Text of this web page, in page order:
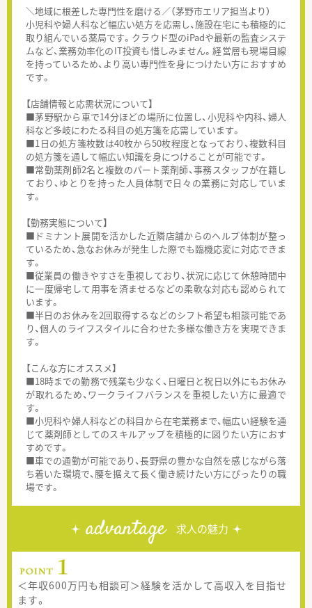
＼地域に根差した専門性を磨ける／（茅野市エリア担当より）
小児科や婦人科など幅広い処方を応需し、施設在宅にも積極的に
取り組んでいる薬局です。クラウド型のiPadや最新の監査システ
ムなど、業務効率化のIT投資も惜しみません。経営層も現場目線
を持っているため、より高い専門性を身につけたい方におすすめ
です。
【店舗情報と応需状況について】
■茅野駅から車で14分ほどの場所に位置し、小児科や内科、婦人
科など多岐にわたる科目の処方箋を応需しています。
■1日の処方箋枚数は40枚から50枚程度となっており、複数科目
の処方箋を通して幅広い知識を身につけることが可能です。
■常勤薬剤師2名と複数のパート薬剤師、事務スタッフが在籍し
ており、ゆとりを持った人員体制で日々の業務に対応していま
す。
【勤務実態について】
■ドミナント展開を活かした近隣店舗からのヘルプ体制が整っ
ているため、急なお休みが発生した際でも臨機応変に対応できま
す。
■従業員の働きやすさを重視しており、状況に応じて休憩時間中
に一度帰宅して用事を済ませるなどの柔軟な対応も認められて
います。
■半日のお休みを2回取得するなどのシフト希望も相談可能であ
り、個人のライフスタイルに合わせた多様な働き方を実現できま
す。
【こんな方にオススメ】
■18時までの勤務で残業も少なく、日曜日と祝日以外にもお休み
が取れるため、ワークライフバランスを重視したい方に最適で
す。
■小児科や婦人科などの科目から在宅業務まで、幅広い経験を通
じて薬剤師としてのスキルアップを積極的に図りたい方におす
すめです。
■車での通勤が可能であり、長野県の豊かな自然を感じながら落
ち着いた環境で、腰を据えて長く働き続けたい方にぴったりの職
場です。
advantage 求人の魅力
＜年収600万円も相談可＞経験を活かして高収入を目指せ
ます。